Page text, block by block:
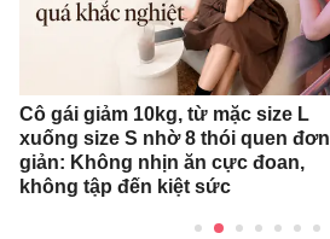
Cô gái giảm 10kg, từ mặc size L
xuống size S nhờ 8 thói quen đơn
giản: Không nhịn ăn cực đoan,
không tập đến kiệt sức